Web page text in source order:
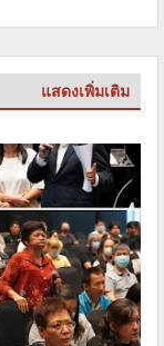
แสดงเพิ่มเติม